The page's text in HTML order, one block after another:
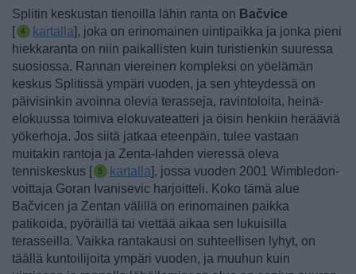
Splitin keskustan tienoilla lähin ranta on Bačvice
kartalla ], joka on erinomainen uintipaikka ja jonka pieni
hiekkaranta on niin paikallisten kuin turistienkin suuressa
suosiossa. Rannan viereinen kompleksi on yöelämän
keskus Splitissä ympäri vuoden, ja sen yhteydessä on
päivisinkin avoinna olevia terasseja, ravintoloita, heinä-
elokuussa toimiva elokuvateatteri ja öisin henkiin herääviä
yökerhoja. Jos siitä jatkaa eteenpäin, tulee vastaan
muitakin rantoja ja Zenta-lahden vieressä oleva
tenniskeskus [
kartalla ], jossa vuoden 2001 Wimbledon-
voittaja Goran Ivanisevic harjoitteli. Koko tämä alue
Bačvicen ja Zentan välillä on erinomainen paikka
patikoida, pyöräillä tai viettää aikaa sen lukuisilla
terasseilla. Vaikka rantakausi on suhteellisen lyhyt, on
täällä kuntoilijoita ympäri vuoden, ja muuhun kuin